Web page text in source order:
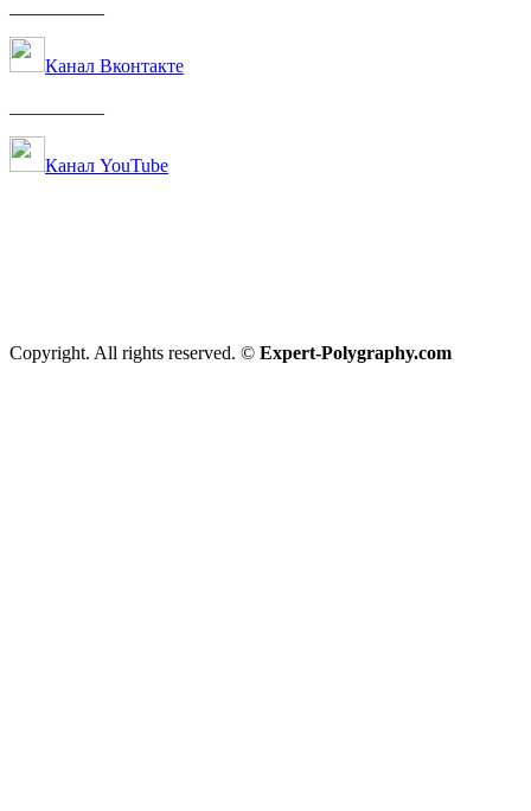
Канал Вконтакте
Канал YouTube
Copyright. All rights reserved. © Expert-Polygraphy.com